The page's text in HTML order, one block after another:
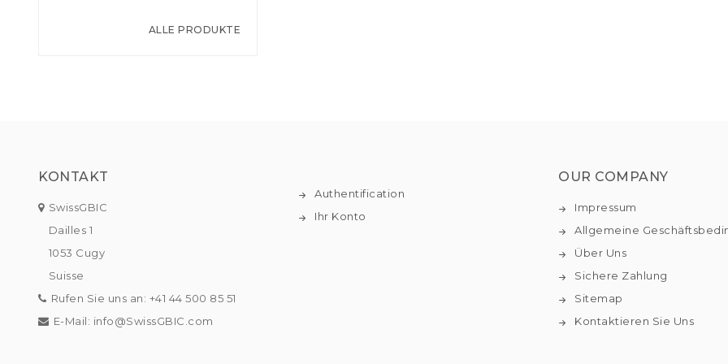
ALLE PRODUKTE
KONTAKT
SwissGBIC
Dailles 1
1053 Cugy
Suisse
Rufen Sie uns an: +41 44 500 85 51
E-Mail: info@SwissGBIC.com
Authentification
Ihr Konto
OUR COMPANY
Impressum
Allgemeine
Über Uns
Sichere Zahlung
Sitemap
Kontaktieren Sie Uns